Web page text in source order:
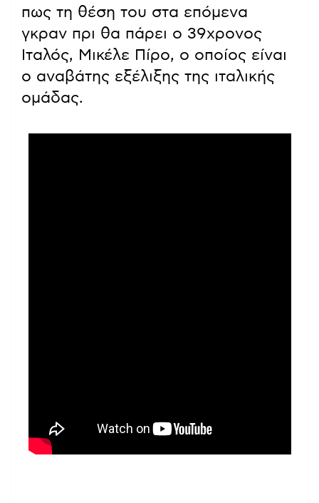
πως τη θέση του στα επόμενα
γκραν πρι θα πάρει ο 39χρονος
Ιταλός, Μικέλε Πίρο, ο οποίος είναι
ο αναβάτης εξέλιξης της ιταλικής
ομάδας.